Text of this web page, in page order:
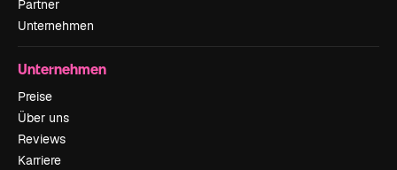
Partner
Unternehmen
Unternehmen
Preise
Über uns
Reviews
Karriere